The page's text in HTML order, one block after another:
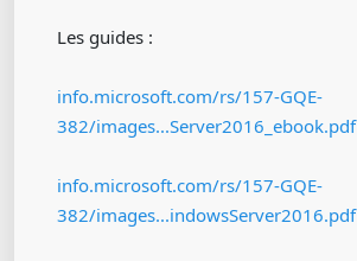
Les guides :
info.microsoft.com/rs/157-GQE-
382/images...Server2016_ebook.pdf
info.microsoft.com/rs/157-GQE-
382/images...indowsServer2016.pdf